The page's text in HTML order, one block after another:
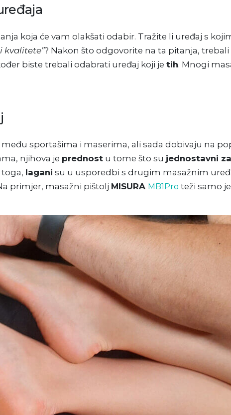
koja će vam olakšati odabir. Tražite li uređaj s
kvalitete”? Nakon što odgovorite na ta pitanja,
biste trebali odabrati uređaj koji je tih. Mnogi
sportašima i maserima, ali sada dobivaju na
njihova je prednost u tome što su jednostavni
lagani su u usporedbi s drugim masažnim
primjer, masažni pištolj MISURA MB1Pro teži samo